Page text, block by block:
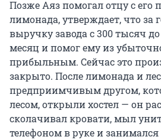
Позже Аяз помогал отцу с его
лимонада, утверждает, что за
выручку завода с 300 тысяч
месяц и помог ему из
прибыльным. Сейчас это
закрыто. После лимонада и
предприимчивым другом,
лесом, открыли хостел — он
сколачивал кровати, мыл
телефоном в руке и